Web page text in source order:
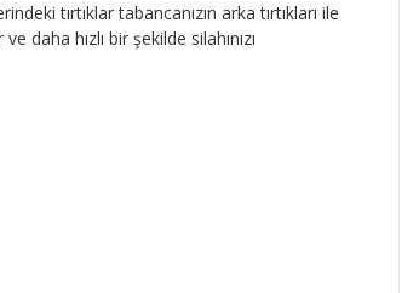
tırtıklar tabancanızın arka tırtıkları ile
hızlı bir şekilde silahınızı